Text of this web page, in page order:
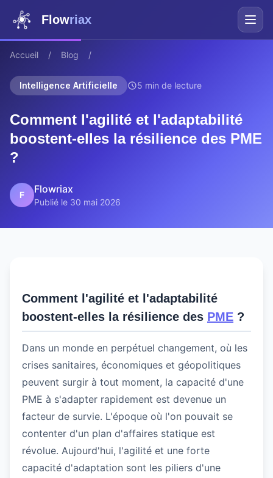
Flowriax
Accueil / Blog /
Intelligence Artificielle 5 min de lecture
Comment l'agilité et l'adaptabilité
boostent-elles la résilience des PME
?
F Flowriax
Publié le 30 mai 2026
Comment l'agilité et l'adaptabilité
boostent-elles la résilience des PME ?
Dans un monde en perpétuel changement, où les
crises sanitaires, économiques et géopolitiques
peuvent surgir à tout moment, la capacité d'une
PME à s'adapter rapidement est devenue un
facteur de survie. L'époque où l'on pouvait se
contenter d'un plan d'affaires statique est
révolue. Aujourd'hui, l'agilité et une forte
capacité d'adaptation sont les piliers d'une